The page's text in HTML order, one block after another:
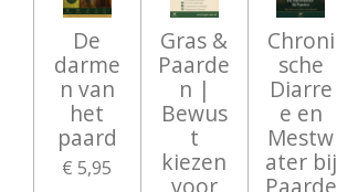
De
darme
n van
het
paard
€ 5,95
Gras &
Paarde
n |
Bewus
t
kiezen
voor
Chroni
sche
Diarre
e en
Mestw
ater bij
Paarde